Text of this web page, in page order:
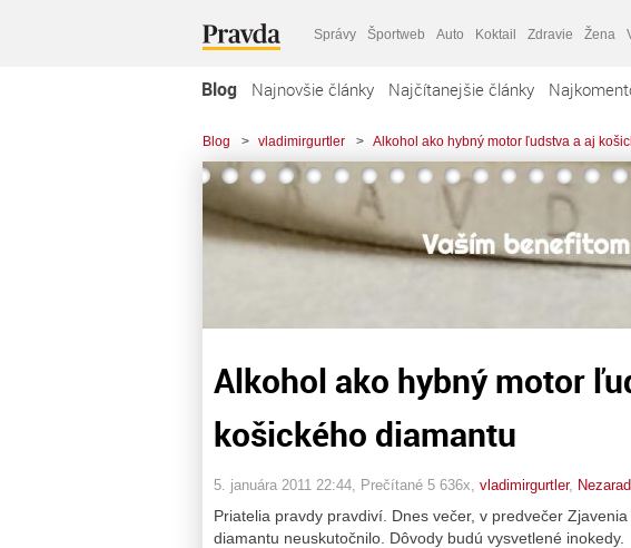
Správy Športweb Auto Koktail Zdravie Žena
Blog Najnovšie články Najčítanejšie články
Blog > vladimirgurtler > Alkohol ako hybný motor ľudstva a aj
Alkohol ako hybný motor
košického diamantu
5. januára 2011 22:44 , Prečítané 5 636x, vladimirgurtler,
Priatelia pravdy pravdiví. Dnes večer, v predvečer
diamantu neuskutočnilo. Dôvody budú vysvetlené inokedy.